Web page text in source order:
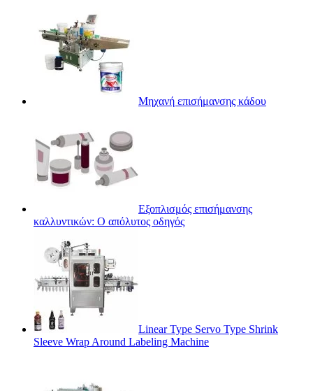
Μηχανή επισήμανσης κάδου
Εξοπλισμός επισήμανσης
καλλυντικών: Ο απόλυτος οδηγός
Linear Type Servo Type Shrink
Sleeve Wrap Around Labeling Machine